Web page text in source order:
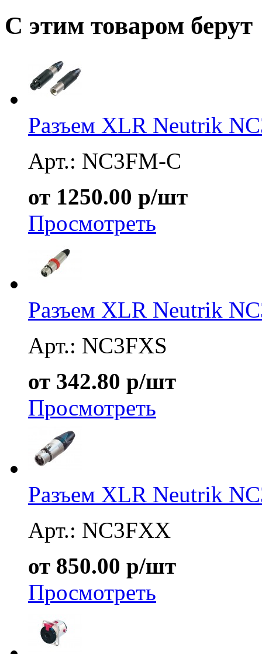
С этим товаром берут
Разъем XLR Neutrik
Арт.: NC3FM-C
от 1250.00 р/шт
Просмотреть
Разъем XLR Neutrik
Арт.: NC3FXS
от 342.80 р/шт
Просмотреть
Разъем XLR Neutrik
Арт.: NC3FXX
от 850.00 р/шт
Просмотреть